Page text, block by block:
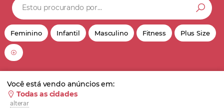
Feminino Infantil Masculino Fitness Plus Size
Você está vendo anúncios em:
Todas as cidades
alterar